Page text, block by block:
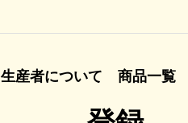
生産者について 商品一覧